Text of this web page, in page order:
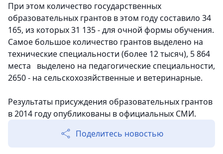
При этом количество государственных
образовательных грантов в этом году составило 34
165, из которых 31 135 - для очной формы обучения.
Самое большое количество грантов выделено на
технические специальности (более 12 тысяч), 5 864
места выделено на педагогические специальности,
2650 - на сельскохозяйственные и ветеринарные.
Результаты присуждения образовательных грантов
в 2014 году опубликованы в официальных СМИ.
Поделитесь новостью